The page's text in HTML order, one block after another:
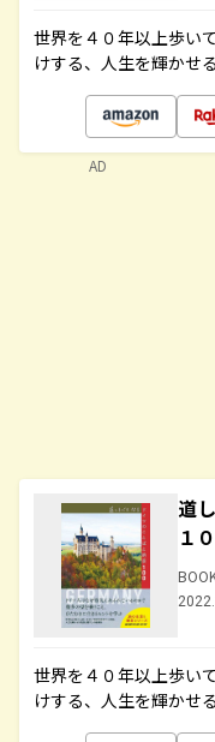
世界を４０年以上歩い
けする、人生を輝かせ
道
１
世界を４０年以上歩い
けする、人生を輝かせ
AD